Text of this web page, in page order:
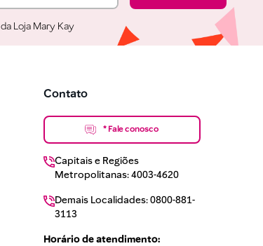
da Loja Mary Kay
Contato
* Fale conosco
Capitais e Regiões
Metropolitanas: 4003-4620
Demais Localidades: 0800-881-
3113
Horário de atendimento: